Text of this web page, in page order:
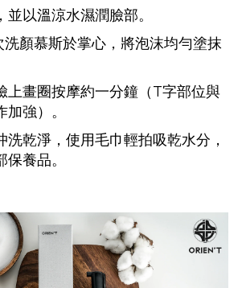
並以溫涼水濕潤臉部。
顏慕斯於掌心，將泡沫均勻塗抹
上畫圈按摩約一分鐘（T字部位與
強）。
洗乾淨，使用毛巾輕拍吸乾水分，
養品。